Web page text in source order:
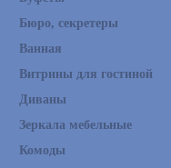
Бюро, секретеры
Ванная
Витрины для гостиной
Диваны
Зеркала мебельные
Комоды